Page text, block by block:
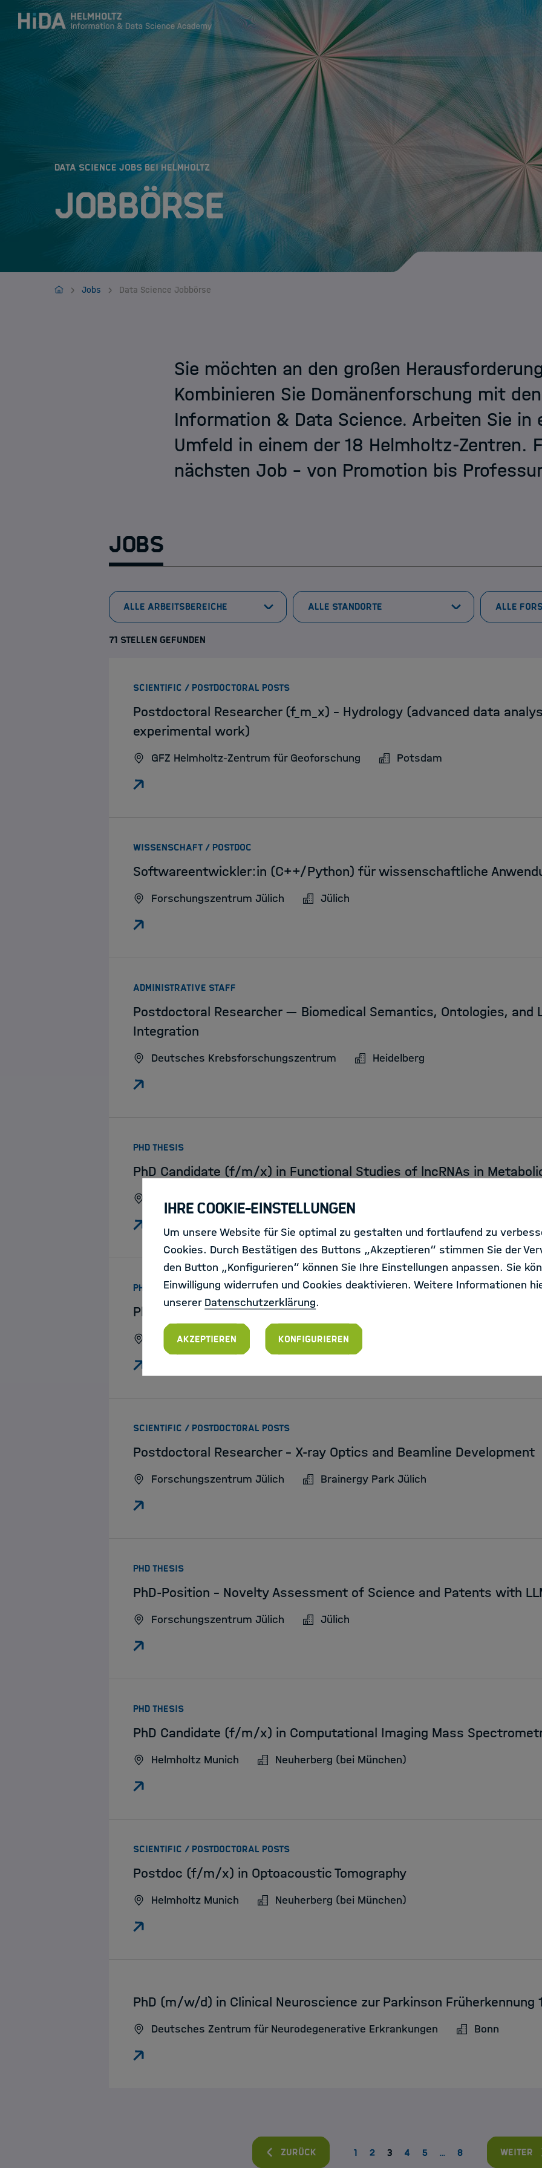
Zum Inhalt springen
Training
Research Schools
Mobilität
HIDA
Jobs
Data Science
Ausschreibungen
DATA SCIENCE JOBS BEI HELMHOLTZ
Jobbörse
HIDA
Jobs Data Science Jobbörse
Sie möchten an den großen
Kombinieren Sie Domänenforschung mit
Information & Data Science. Arbeiten Sie in
Umfeld in einem der 18 Helmholtz-Zentren.
nächsten Job – von Promotion bis
Jobs
71 STELLEN GEFUNDEN
SCIENTIFIC / POSTDOCTORAL POSTS:
Postdoctoral Researcher (f_m_x) - Hydrology (advanced data
experimental work)
GFZ Helmholtz-Zentrum für Geoforschung Potsdam
WISSENSCHAFT / POSTDOC
Softwareentwickler:in (C++/Python) für wissenschaftliche
Forschungszentrum Jülich Jülich
ADMINISTRATIVE STAFF
Postdoctoral Researcher — Biomedical Semantics, Ontologies, and
Integration
Deutsches Krebsforschungszentrum Heidelberg
PHD THESIS:
PhD Candidate (f/m/x) in Functional Studies of lncRNAs in
PHD THESIS:
PhD position in "sustainable use of the Arctic marine
Alfred-Wegener-Institut, Helmholtz-Zentrum für Polar- und Meeresforschung
SCIENTIFIC / POSTDOCTORAL POSTS:
Postdoctoral Researcher – X-ray Optics and Beamline Development
Forschungszentrum Jülich Brainergy Park Jülich
PHD THESIS:
PhD-Position - Novelty Assessment of Science and Patents with
Forschungszentrum Jülich Jülich
PHD THESIS:
PhD Candidate (f/m/x) in Computational Imaging Mass
Helmholtz Munich Neuherberg (bei München)
SCIENTIFIC / POSTDOCTORAL POSTS:
Postdoc (f/m/x) in Optoacoustic Tomography
Helmholtz Munich Neuherberg (bei München)
:PhD (m/w/d) in Clinical Neuroscience zur Parkinson
Deutsches Zentrum für Neurodegenerative Erkrankungen Bonn
Zurück 1 2 3 4 5 … 8 Weiter
Ihre Cookie-Einstellungen
Um unsere Website für Sie optimal zu gestalten und fortlaufend zu
Cookies. Durch Bestätigen des Buttons „Akzeptieren“ stimmen Sie der
den Button „Konfigurieren“ können Sie Ihre Einstellungen anpassen. Sie
Einwilligung widerrufen und Cookies deaktivieren. Weitere Informationen
unserer Datenschutzerklärung.
Akzeptieren Konfigurieren